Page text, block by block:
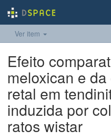
Ver item
Efeito
meloxican e
retal em
induzida por
ratos wistar